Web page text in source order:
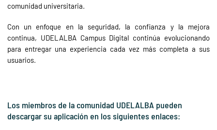
comunidad universitaria.
Con un enfoque en la seguridad, la confianza y la mejora
continua, UDELALBA Campus Digital continúa evolucionando
para entregar una experiencia cada vez más completa a sus
usuarios.
Los miembros de la comunidad UDELALBA pueden
descargar su aplicación en los siguientes enlaces: